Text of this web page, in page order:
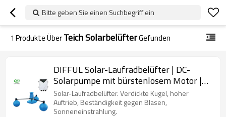
Bitte geben Sie einen Suchbegriff ein
1 Produkte ÜberTeich SolarbelüfterGefunden
DIFFUL Solar-Laufradbelüfter | DC-
Solarpumpe mit bürstenlosem Motor |
Enthält MPPT-Controller | Unternehmen
für Solarwasserpumpen
Solar-Laufradbelüfter. Verdickte Kugel, hoher
Auftrieb, Beständigkeit gegen Blasen,
Sonneneinstrahlung.